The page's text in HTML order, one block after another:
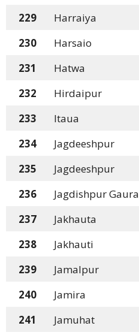
229
Harraiya
230
Harsaio
231
Hatwa
232
Hirdaipur
233
Itaua
234
Jagdeeshpur
235
Jagdeeshpur
236
Jagdishpur Gaura
237
Jakhauta
238
Jakhauti
239
Jamalpur
240
Jamira
241
Jamuhat